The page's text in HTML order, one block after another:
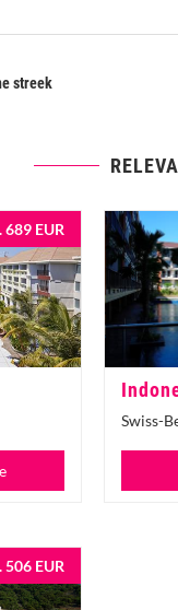
streek
689 EUR
Swiss-
506 EUR